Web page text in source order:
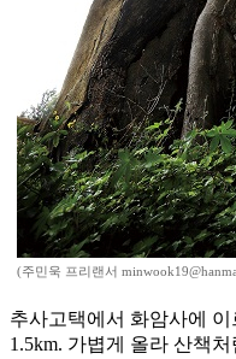
(주민욱 프리랜서
추사고택에서 화암사에
1.5km. 가볍게 올라 산책